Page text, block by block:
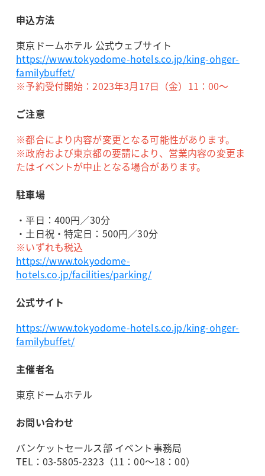
申込方法
東京ドームホテル 公式ウェブサイト
https://www.tokyodome-hotels.co.jp/king-ohger-
familybuffet/
※予約受付開始：2023年3月17日（金）11：00～
ご注意
※都合により内容が変更となる可能性があります。
※政府および東京都の要請により、営業内容の変更ま
たはイベントが中止となる場合があります。
駐車場
・平日：400円／30分
・土日祝・特定日：500円／30分
※いずれも税込
https://www.tokyodome-
hotels.co.jp/facilities/parking/
公式サイト
https://www.tokyodome-hotels.co.jp/king-ohger-
familybuffet/
主催者名
東京ドームホテル
お問い合わせ
バンケットセールス部 イベント事務局
TEL：03-5805-2323（11：00～18：00）